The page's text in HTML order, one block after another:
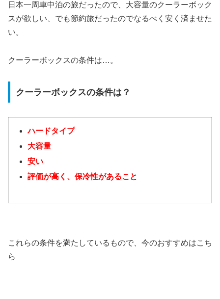
日本一周車中泊の旅だったので、大容量のクーラーボック
スが欲しい、でも節約旅だったのでなるべく安く済ませた
い。
クーラーボックスの条件は…。
クーラーボックスの条件は？
ハードタイプ
大容量
安い
評価が高く、保冷性があること
これらの条件を満たしているもので、今のおすすめはこち
ら